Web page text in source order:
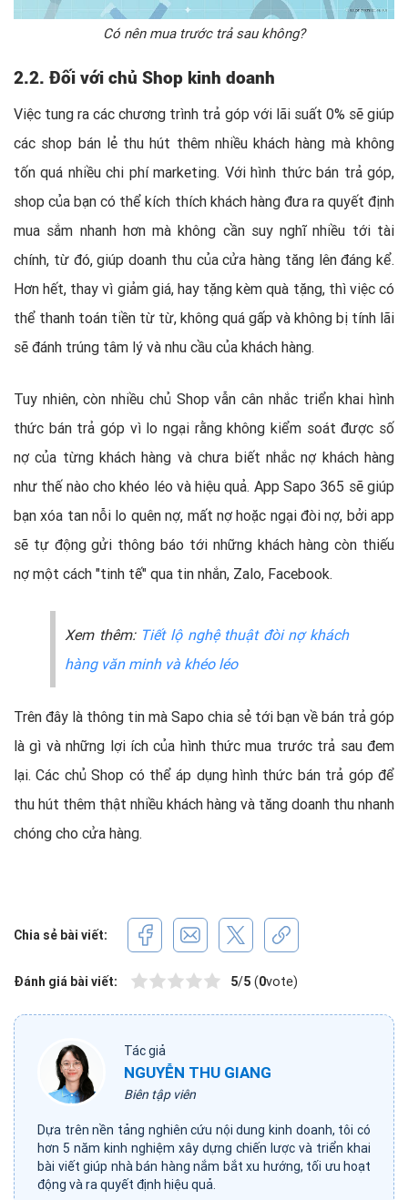
Có nên mua trước trả sau không?
2.2. Đối với chủ Shop kinh doanh
Việc tung ra các chương trình trả góp với lãi suất 0% sẽ giúp
các shop bán lẻ thu hút thêm nhiều khách hàng mà không
tốn quá nhiều chi phí marketing. Với hình thức bán trả góp,
shop của bạn có thể kích thích khách hàng đưa ra quyết định
mua sắm nhanh hơn mà không cần suy nghĩ nhiều tới tài
chính, từ đó, giúp doanh thu của cửa hàng tăng lên đáng kể.
Hơn hết, thay vì giảm giá, hay tặng kèm quà tặng, thì việc có
thể thanh toán tiền từ từ, không quá gấp và không bị tính lãi
sẽ đánh trúng tâm lý và nhu cầu của khách hàng.
Tuy nhiên, còn nhiều chủ Shop vẫn cân nhắc triển khai hình
thức bán trả góp vì lo ngại rằng không kiểm soát được số
nợ của từng khách hàng và chưa biết nhắc nợ khách hàng
như thế nào cho khéo léo và hiệu quả. App Sapo 365 sẽ giúp
bạn xóa tan nỗi lo quên nợ, mất nợ hoặc ngại đòi nợ, bởi app
sẽ tự động gửi thông báo tới những khách hàng còn thiếu
nợ một cách "tinh tế" qua tin nhắn, Zalo, Facebook.
Xem thêm: Tiết lộ nghệ thuật đòi nợ khách
hàng văn minh và khéo léo
Trên đây là thông tin mà Sapo chia sẻ tới bạn về bán trả góp
là gì và những lợi ích của hình thức mua trước trả sau đem
lại. Các chủ Shop có thể áp dụng hình thức bán trả góp để
thu hút thêm thật nhiều khách hàng và tăng doanh thu nhanh
chóng cho cửa hàng.
Chia sẻ bài viết:
Đánh giá bài viết: 5/5 (0vote)
Tác giả
NGUYỄN THU GIANG
Biên tập viên
Dựa trên nền tảng nghiên cứu nội dung kinh doanh, tôi có
hơn 5 năm kinh nghiệm xây dựng chiến lược và triển khai
bài viết giúp nhà bán hàng nắm bắt xu hướng, tối ưu hoạt
động và ra quyết định hiệu quả.